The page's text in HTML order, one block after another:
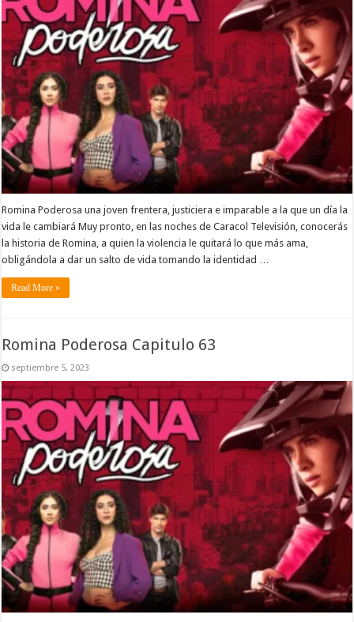
Romina Poderosa una joven frentera, justiciera e imparable a la que un día la
vida le cambiará Muy pronto, en las noches de Caracol Televisión, conocerás
la historia de Romina, a quien la violencia le quitará lo que más ama,
obligándola a dar un salto de vida tomando la identidad …
Read More »
Romina Poderosa Capitulo 63
septiembre 5, 2023